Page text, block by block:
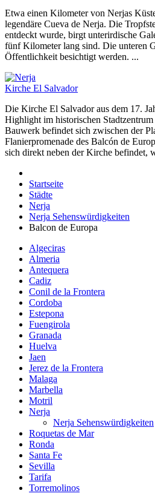
Etwa einen Kilometer von Nerjas
legendäre Cueva de Nerja. Die
entdeckt wurde, birgt unterirdische
fünf Kilometer lang sind. Die unteren
Öffentlichkeit besichtigt werden. ...
Kirche El Salvador
Die Kirche El Salvador aus dem 17.
Highlight im historischen
Bauwerk befindet sich zwischen der
Flanierpromenade des Balcón de
sich direkt neben der Kirche befindet,
Startseite
Städte
Nerja
Nerja Sehenswürdigkeiten
Balcon de Europa
Algeciras
Almeria
Antequera
Cadiz
Conil de la Frontera
Cordoba
Estepona
Fuengirola
Granada
Huelva
Jaen
Jerez de la Frontera
Malaga
Marbella
Motril
Nerja
Nerja Sehenswürdigkeiten
Roquetas de Mar
Ronda
Santa Fe
Sevilla
Tarifa
Torremolinos